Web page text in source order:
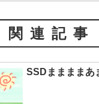
関連記事
SSDままままあ